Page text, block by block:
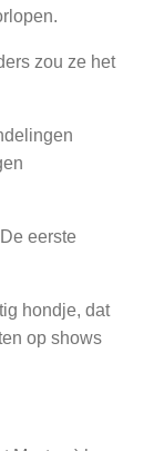
zou ze het
eerste
hondje, dat
op shows